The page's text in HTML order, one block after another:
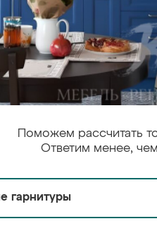
Поможем рассчитать
Ответим менее,
гарнитуры